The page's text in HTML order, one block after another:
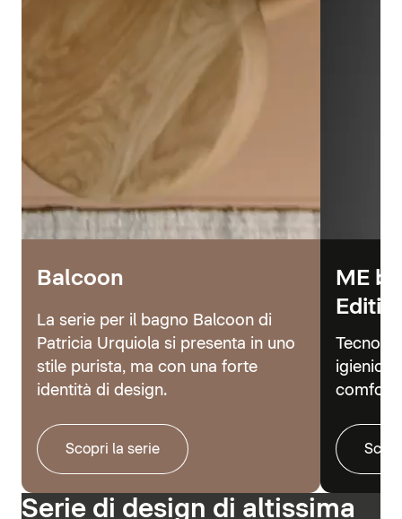
Balcoon
La serie per il bagno Balcoon di
Patricia Urquiola si presenta in uno
stile purista, ma con una forte
identità di design.
Scopri la serie
ME
igienici
comfort.
Serie di design di altissima